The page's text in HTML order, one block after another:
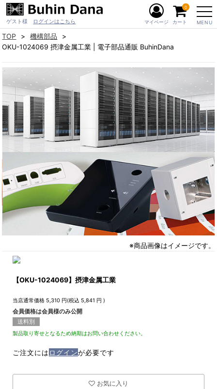
ゲスト様 ログインはこちら MENU
マイページ カート
0
TOP
機構部品
OKU-1024069 摂津金属工業 | 電子部品通販 BuhinDana
※商品画像はイメージです。
【OKU-1024069】摂津金属工業
当店通常価格 5,310 円(税込 5,841 円 )
会員価格は会員様のみ公開
送料別
製品取り寄せとなるため納期はお問い合わせください。
ご注文には ログインが必要です
お気に入り